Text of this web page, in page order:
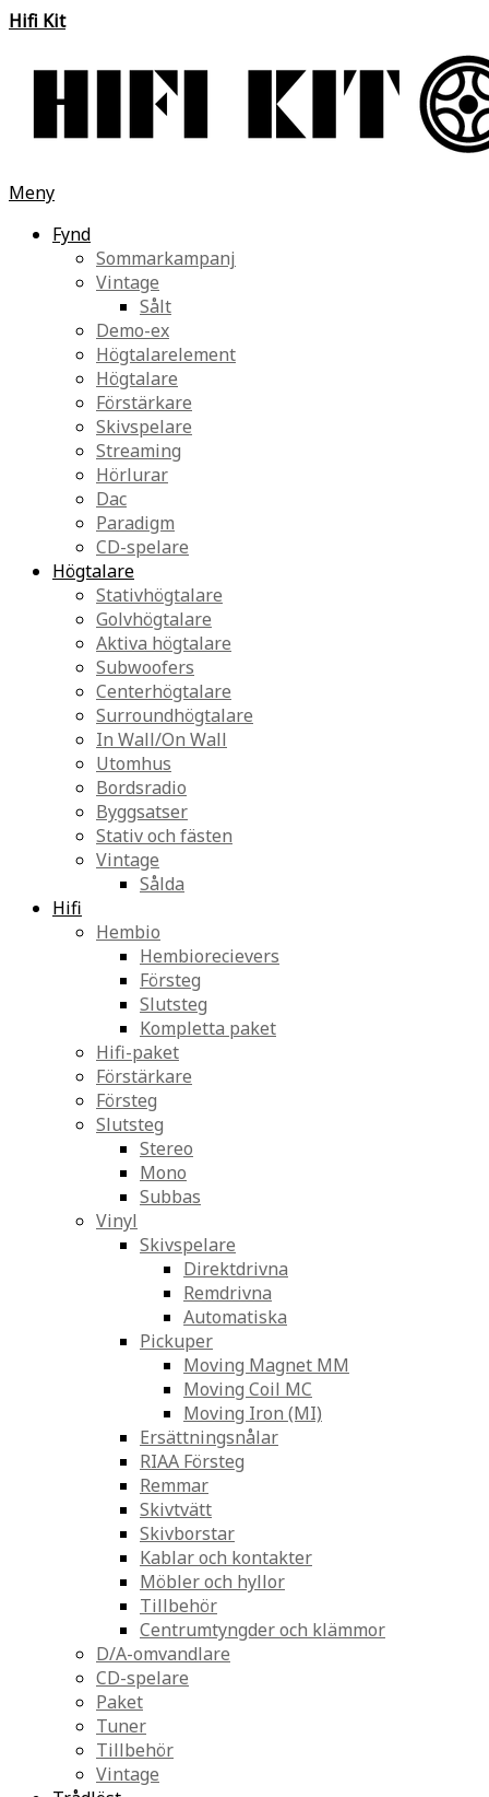
Hifi Kit
Meny
Fynd
Sommarkampanj
Vintage
Sålt
Demo-ex
Högtalarelement
Högtalare
Förstärkare
Skivspelare
Streaming
Hörlurar
Dac
Paradigm
CD-spelare
Högtalare
Stativhögtalare
Golvhögtalare
Aktiva högtalare
Subwoofers
Centerhögtalare
Surroundhögtalare
In Wall/On Wall
Utomhus
Bordsradio
Byggsatser
Stativ och fästen
Vintage
Sålda
Hifi
Hembio
Hembiorecievers
Försteg
Slutsteg
Kompletta paket
Hifi-paket
Förstärkare
Försteg
Slutsteg
Stereo
Mono
Subbas
Vinyl
Skivspelare
Direktdrivna
Remdrivna
Automatiska
Pickuper
Moving Magnet MM
Moving Coil MC
Moving Iron (MI)
Ersättningsnålar
RIAA Försteg
Remmar
Skivtvätt
Skivborstar
Kablar och kontakter
Möbler och hyllor
Tillbehör
Centrumtyngder och klämmor
D/A-omvandlare
CD-spelare
Paket
Tuner
Tillbehör
Vintage